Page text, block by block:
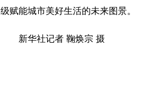
级赋能城市美好生活的未来图景。
新华社记者 鞠焕宗 摄